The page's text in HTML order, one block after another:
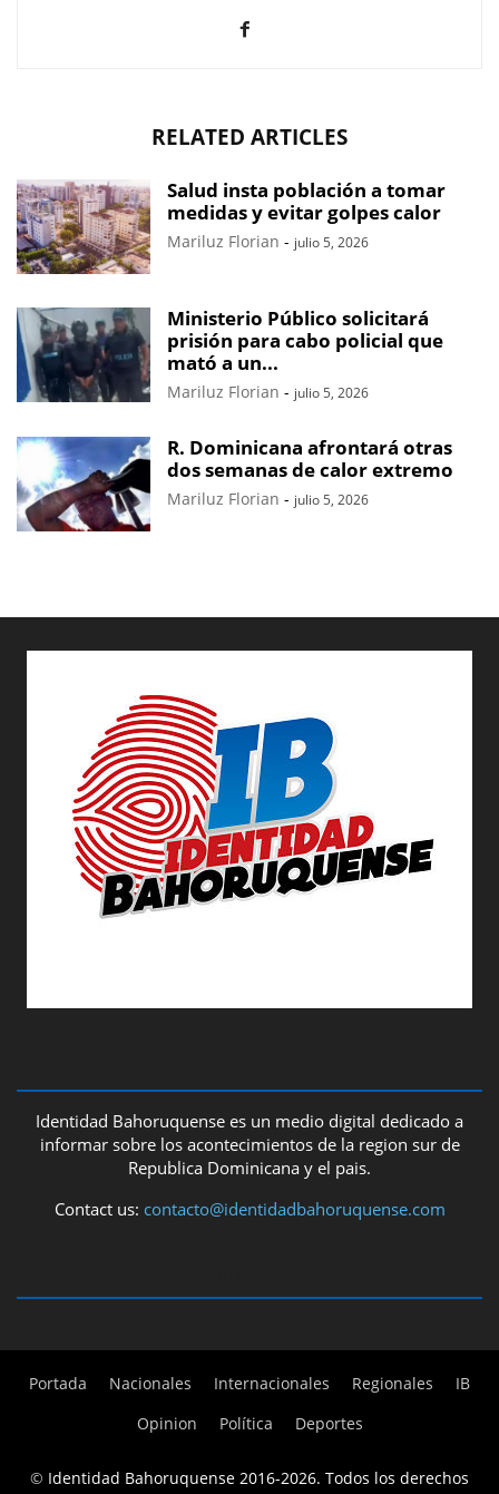
RELATED ARTICLES
Salud insta población a tomar
medidas y evitar golpes calor
Mariluz Florian - julio 5, 2026
Ministerio Público solicitará
prisión para cabo policial que
mató a un...
Mariluz Florian - julio 5, 2026
R. Dominicana afrontará otras
dos semanas de calor extremo
Mariluz Florian - julio 5, 2026
Identidad Bahoruquense es un medio digital dedicado a
informar sobre los acontecimientos de la region sur de
Republica Dominicana y el pais.
Contact us: contacto@identidadbahoruquense.com
Portada Nacionales Internacionales Regionales
IB
Opinion
Política Deportes
© Identidad Bahoruquense 2016-2026. Todos los derechos